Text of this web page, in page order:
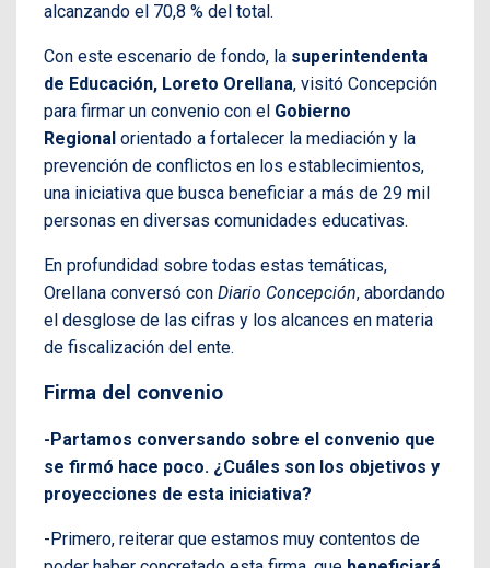
alcanzando el 70,8 % del total.
Con este escenario de fondo, la superintendenta
de Educación, Loreto Orellana, visitó Concepción
para firmar un convenio con el Gobierno
Regional orientado a fortalecer la mediación y la
prevención de conflictos en los establecimientos,
una iniciativa que busca beneficiar a más de 29 mil
personas en diversas comunidades educativas.
En profundidad sobre todas estas temáticas,
Orellana conversó con Diario Concepción, abordando
el desglose de las cifras y los alcances en materia
de fiscalización del ente.
Firma del convenio
-Partamos conversando sobre el convenio que
se firmó hace poco. ¿Cuáles son los objetivos y
proyecciones de esta iniciativa?
-Primero, reiterar que estamos muy contentos de